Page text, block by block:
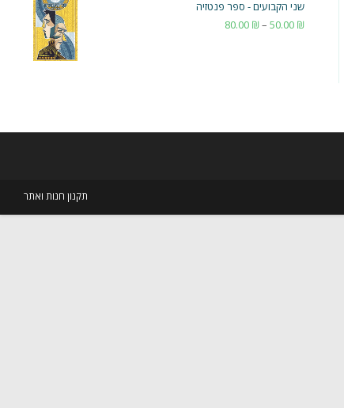
שני הקבועים - ספר פנטזיה
50.00 ₪
–
80.00 ₪
טווח
תקנון חנות ואתר